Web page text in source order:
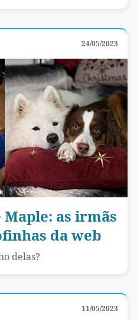
24/05/2023
Maple: as irmãs
da web
delas?
11/05/2023